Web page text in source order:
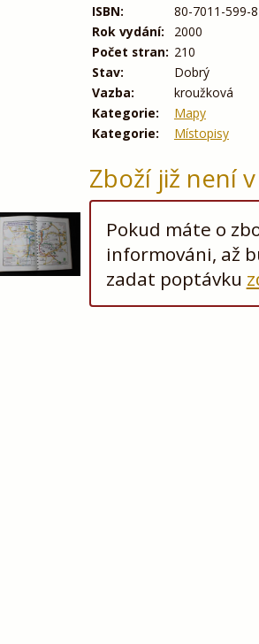
ISBN:
80-7011-599-8
Rok vydání:
2000
Počet stran: 210
Stav:
Dobrý
Vazba:
kroužková
Kategorie:
Mapy
Kategorie:
Místopisy
Zboží již není
Pokud máte o
informováni, až
zadat poptávku